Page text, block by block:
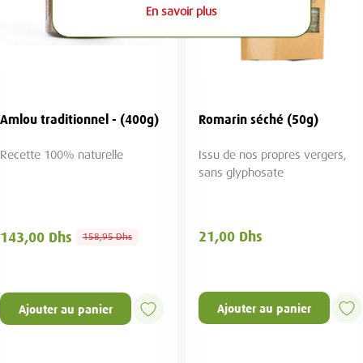
- (500g)
décortiquées issues
Dhs
Ajouter au panier
Lentilles (500g)
Certifiées biologiques
25,00 Dhs
Ajouter au panier
En savoir plus